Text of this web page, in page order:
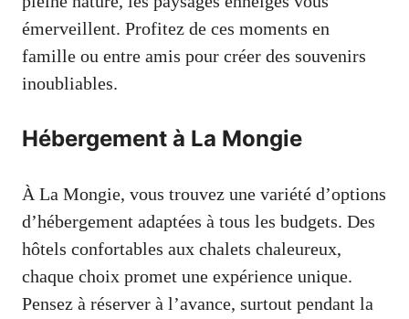
émerveillent. Profitez de ces moments en
famille ou entre amis pour créer des souvenirs
inoubliables.
Hébergement à La Mongie
À La Mongie, vous trouvez une variété d’options
d’hébergement adaptées à tous les budgets. Des
hôtels confortables aux chalets chaleureux,
chaque choix promet une expérience unique.
Pensez à réserver à l’avance, surtout pendant la